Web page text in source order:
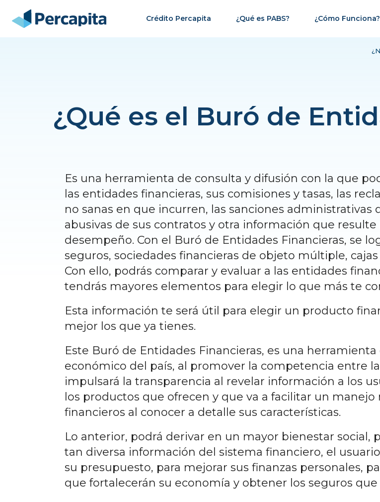
Crédito Percapita ¿Qué es PABS? ¿Cómo Funciona?
¿Qué es el Buró de
Es una herramienta de consulta y difusión con la que
las entidades financieras, sus comisiones y tasas, las
no sanas en que incurren, las sanciones administrativas
abusivas de sus contratos y otra información que
desempeño. Con el Buró de Entidades Financieras, se
seguros, sociedades financieras de objeto múltiple,
Con ello, podrás comparar y evaluar a las entidades
tendrás mayores elementos para elegir lo que más te
Esta información te será útil para elegir un producto
mejor los que ya tienes.
Este Buró de Entidades Financieras, es una
económico del país, al promover la competencia entre
impulsará la transparencia al revelar información a los
los productos que ofrecen y que va a facilitar un
financieros al conocer a detalle sus características.
Lo anterior, podrá derivar en un mayor bienestar social,
tan diversa información del sistema financiero, el
su presupuesto, para mejorar sus finanzas personales,
que fortalecerán su economía y obtener los seguros